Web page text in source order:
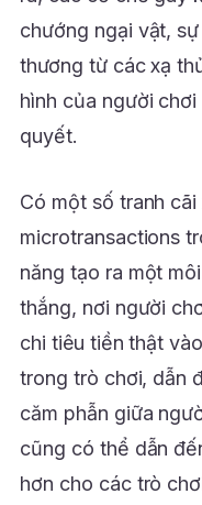
chướng ngại vật,
thương từ các xạ
hình của người
quyết.
Có một số tranh
microtransactions
năng tạo ra một
thắng, nơi người
chi tiêu tiền thật
trong trò chơi, dẫn
căm phẫn giữa
cũng có thể dẫn
hơn cho các trò